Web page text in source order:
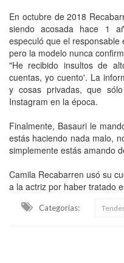
En octubre de 2018
siendo acosada hace 1
especuló que el
pero la modelo nunca
"He recibido insultos de
cuentas, yo cuento'. La
y cosas privadas, que
Instagram en la época.
Finalmente, Basauri le
estás haciendo nada malo,
simplemente estás amando
Camila Recabarren usó su
a la actriz por haber tratado
Categorias: